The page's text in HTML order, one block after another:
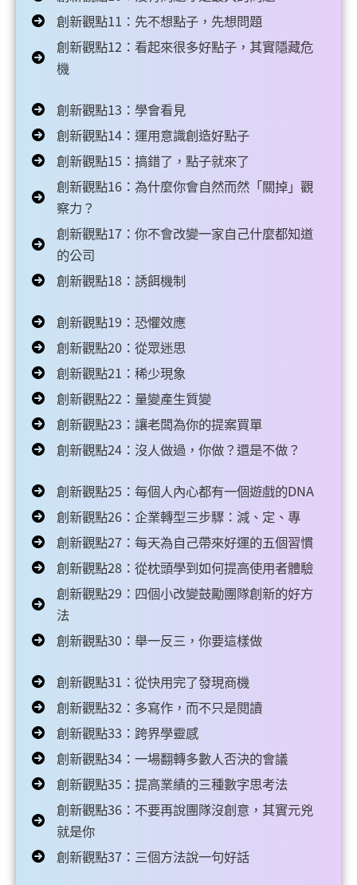
創新觀點11：先不想點子，先想問題
創新觀點12：看起來很多好點子，其實隱藏危
機
創新觀點13：學會看見
創新觀點14：運用意識創造好點子
創新觀點15：搞錯了，點子就來了
創新觀點16：為什麼你會自然而然「關掉」觀
察力？
創新觀點17：你不會改變一家自己什麼都知道
的公司
創新觀點18：誘餌機制
創新觀點19：恐懼效應
創新觀點20：從眾迷思
創新觀點21：稀少現象
創新觀點22：量變產生質變
創新觀點23：讓老闆為你的提案買單
創新觀點24：沒人做過，你做？還是不做？
創新觀點25：每個人內心都有一個遊戲的DNA
創新觀點26：企業轉型三步驟：減、定、專
創新觀點27：每天為自己帶來好運的五個習慣
創新觀點28：從枕頭學到如何提高使用者體驗
創新觀點29：四個小改變鼓勵團隊創新的好方
法
創新觀點30：舉一反三，你要這樣做
創新觀點31：從快用完了發現商機
創新觀點32：多寫作，而不只是閱讀
創新觀點33：跨界學靈感
創新觀點34：一場翻轉多數人否決的會議
創新觀點35：提高業績的三種數字思考法
創新觀點36：不要再說團隊沒創意，其實元兇
就是你
創新觀點37：三個方法說一句好話